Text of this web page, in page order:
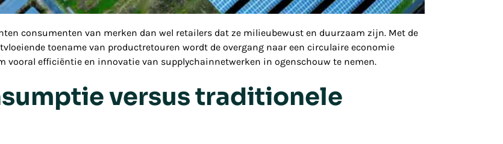
consumenten van merken dan wel retailers dat ze milieubewust en duurzaam zijn. Met de
toename van productretouren wordt de overgang naar een circulaire economie
vooral efficiëntie en innovatie van supplychainnetwerken in ogenschouw te nemen.
versus traditionele